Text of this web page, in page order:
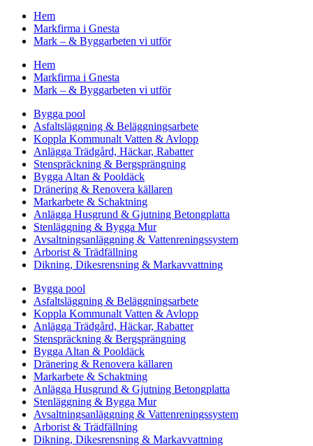
Hem
Markfirma i Gnesta
Mark – & Byggarbeten vi utför
Hem
Markfirma i Gnesta
Mark – & Byggarbeten vi utför
Bygga pool
Asfaltsläggning & Beläggningsarbete
Koppla Kommunalt Vatten & Avlopp
Anlägga Trädgård, Häckar, Rabatter
Stenspräckning & Bergsprängning
Bygga Altan & Pooldäck
Dränering & Renovera källaren
Markarbete & Schaktning
Anlägga Husgrund & Gjutning Betongplatta
Stenläggning & Bygga Mur
Avsaltningsanläggning & Vattenreningssystem
Arborist & Trädfällning
Dikning, Dikesrensning & Markavvattning
Bygga pool
Asfaltsläggning & Beläggningsarbete
Koppla Kommunalt Vatten & Avlopp
Anlägga Trädgård, Häckar, Rabatter
Stenspräckning & Bergsprängning
Bygga Altan & Pooldäck
Dränering & Renovera källaren
Markarbete & Schaktning
Anlägga Husgrund & Gjutning Betongplatta
Stenläggning & Bygga Mur
Avsaltningsanläggning & Vattenreningssystem
Arborist & Trädfällning
Dikning, Dikesrensning & Markavvattning